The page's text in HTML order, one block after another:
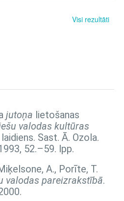
Visi rezultāti
jutoņa lietošanas
valodas kultūras
laidiens. Sast. Ā. Ozola.
52.–59. lpp.
A., Porīte, T.
valodas pareizrakstībā.